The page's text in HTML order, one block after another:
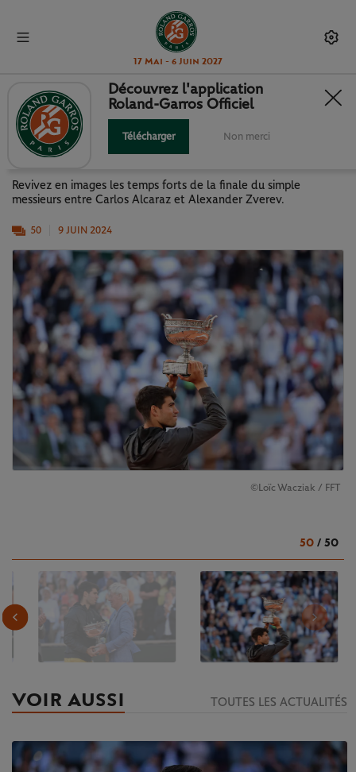
17 Mai - 6 Juin 2027
J15 : LA FINALE ALCARAZ -
ZVEREV EN IMAGES
Revivez en images les temps forts de la finale du simple
messieurs entre Carlos Alcaraz et Alexander Zverev.
50 9 JUIN 2024
©Loïc Wacziak / FFT
50 / 50
VOIR AUSSI TOUTES LES ACTUALITÉS
Découvrez l'application
Roland-Garros Officiel
Télécharger Non merci